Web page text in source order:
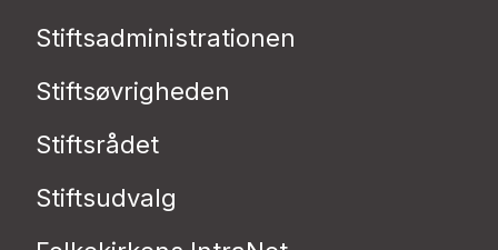
Stiftsadministrationen
Stiftsøvrigheden
Stiftsrådet
Stiftsudvalg